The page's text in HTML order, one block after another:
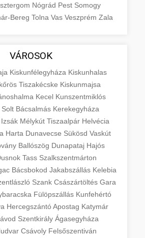
Nógrád Pest Somogy
Bereg Tolna Vas Veszprém Zala
VÁROSOK
Kiskunfélegyháza Kiskunhalas
Tiszakécske Kiskunmajsa
Kecel Kunszentmiklós
Solt Bácsalmás Kerekegyháza
Izsák Mélykút Tiszaalpár Helvécia
Harta Dunavecse Sükösd Vaskút
Ballószög Dunapataj Hajós
Tass Szalkszentmárton
Bácsbokod Jakabszállás Kelebia
Szank Császártöltés Gara
Fülöpszállás Kunfehértó
HercegszántóApostag Katymár
Szentkirály Ágasegyháza
Csávoly Felsőszentiván